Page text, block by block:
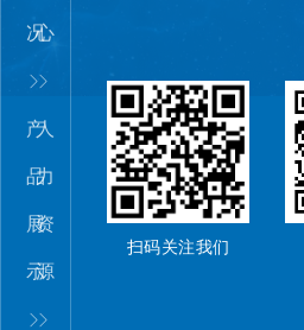
况心
产
品
展
示
人
力
资
源
扫码关注我们